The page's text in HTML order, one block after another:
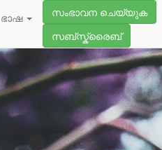
ഭാഷ
സംഭാവന ചെയ്യുക
സബ്സ്ക്രൈബ്